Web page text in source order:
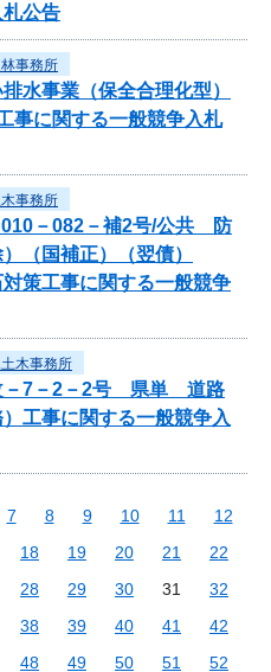
公告
事務所
水事業（保全合理化型）
に関する一般競争入札
事務所
－082－補2号/公共 防
（国補正）（翌債）
対策工事に関する一般競争
木事務所
－7－2－2号 県単 道路
工事に関する一般競争入
7 8 9 10 11
12
18 19 20 21
22
28 29 30 31
32
38 39 40 41
42
48 49 50 51
52